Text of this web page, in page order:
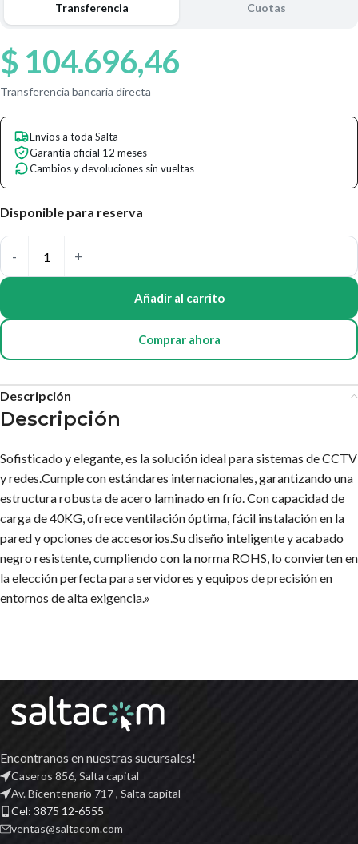
Transferencia Cuotas
$ 104.696,46
Transferencia bancaria directa
Envíos a toda Salta
Garantía oficial 12 meses
Cambios y devoluciones sin vueltas
Disponible para reserva
Añadir al carrito
Comprar ahora
Descripción
Descripción
Sofisticado y elegante, es la solución ideal para sistemas de CCTV
y redes.Cumple con estándares internacionales, garantizando una
estructura robusta de acero laminado en frío. Con capacidad de
carga de 40KG, ofrece ventilación óptima, fácil instalación en la
pared y opciones de accesorios.Su diseño inteligente y acabado
negro resistente, cumpliendo con la norma ROHS, lo convierten en
la elección perfecta para servidores y equipos de precisión en
entornos de alta exigencia.»
Encontranos en nuestras sucursales!
Caseros 856, Salta capital
Av. Bicentenario 717 , Salta capital
Cel: 3875 12-6555
ventas@saltacom.com